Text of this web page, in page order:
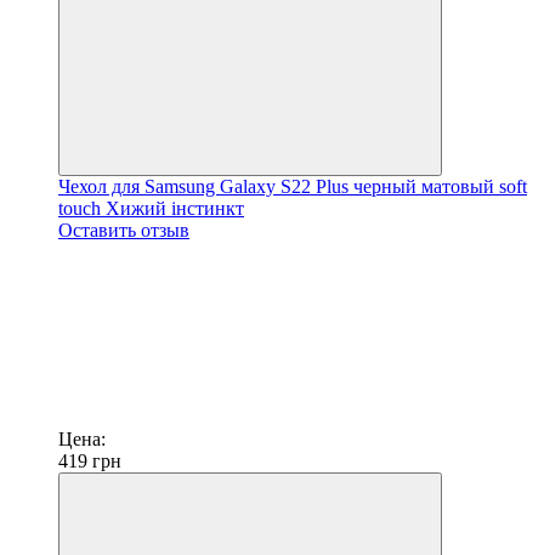
Чехол для Samsung Galaxy S22 Plus черный матовый soft
touch Хижий інстинкт
Оставить отзыв
Цена:
419 грн